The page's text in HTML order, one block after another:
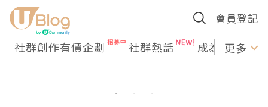
會員登記
社群創作有價企劃 社群熱話 成為U更多